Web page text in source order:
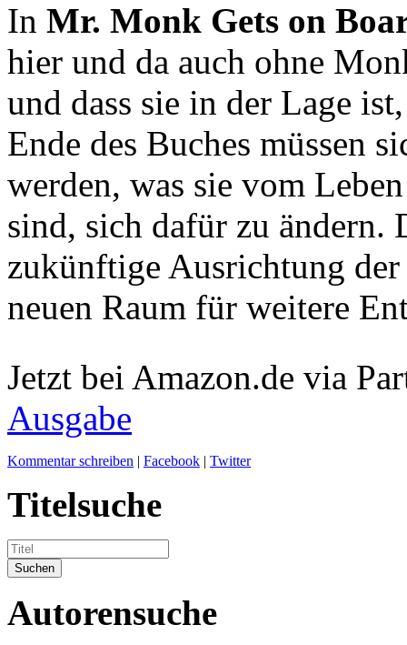
In Mr. Monk Gets on
hier und da auch ohne
und dass sie in der Lage
Ende des Buches müssen
werden, was sie vom
sind, sich dafür zu ändern.
zukünftige Ausrichtung
neuen Raum für weitere
Jetzt bei Amazon.de via
Ausgabe
Kommentar schreiben | Facebook | Twitter
Titelsuche
Autorensuche